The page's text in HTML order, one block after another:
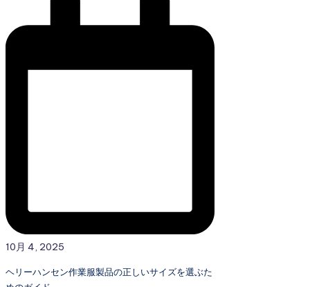
10月 4, 2025
ヘリーハンセン作業服製品の正しいサイズを選ぶた